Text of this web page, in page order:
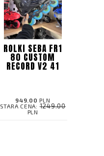
ROLKI SEBA FR1
80 CUSTOM
RECORD V2 41
949.00 PLN
STARA CENA:1249.00
PLN